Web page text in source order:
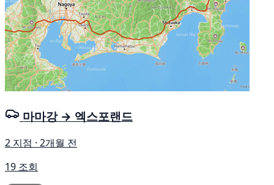
마마강 → 엑스포랜드
2 지점 · 2개월 전
19 조회